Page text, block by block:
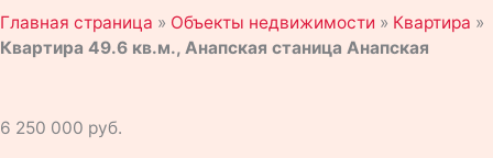
Главная страница » Объекты недвижимости » Квартира »
Квартира 49.6 кв.м., Анапская станица Анапская
6 250 000 руб.